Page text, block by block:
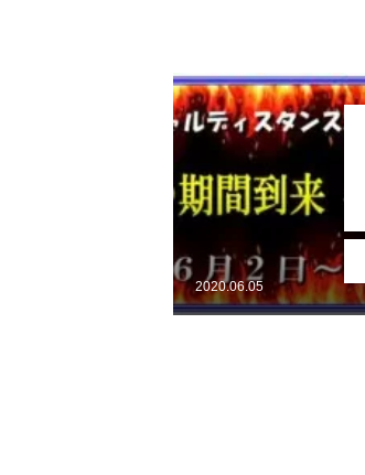
YouTube
Online Store
2020.06.05